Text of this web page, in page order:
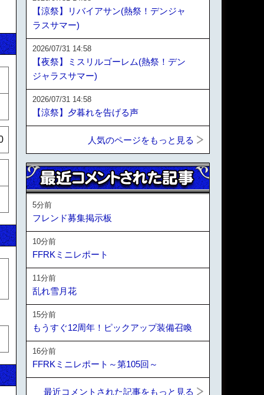
【涼祭】リバイアサン(熱祭！デンジャ
ラスサマー)
2026/07/31 14:58
【夜祭】ミスリルゴーレム(熱祭！デン
ジャラスサマー)
2026/07/31 14:58
【涼祭】夕暮れを告げる声
人気のページをもっと見る
5分前
フレンド募集掲示板
10分前
FFRKミニレポート
11分前
乱れ雪月花
15分前
もうすぐ12周年！ピックアップ装備召喚
16分前
FFRKミニレポート～第105回～
最近コメントされた記事をもっと見る